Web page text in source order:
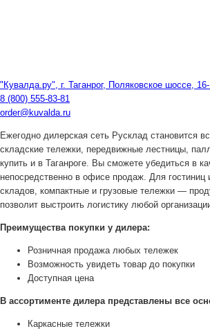
"Кувалда.ру", г. Таганрог, Поляковское шоссе, 16-
8 (800) 555-83-81
order@kuvalda.ru
Ежегодно дилерская сеть Русклад становится
складские тележки, передвижные лестницы,
купить и в Таганроге. Вы сможете убедиться в
непосредственно в офисе продаж. Для гостиниц
складов, компактные и грузовые тележки —
позволит выстроить логистику любой
Преимущества покупки у дилера:
Розничная продажа любых тележек
Возможность увидеть товар до покупки
Доступная цена
В ассортименте дилера представлены все
Каркасные тележки